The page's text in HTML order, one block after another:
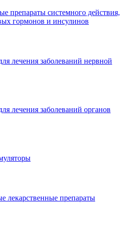
препараты системного действия,
гормонов и инсулинов
лечения заболеваний нервной
лечения заболеваний органов
лекарственные препараты